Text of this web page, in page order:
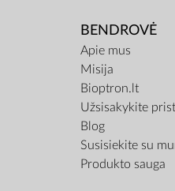
BENDROVĖ
Apie mus
Misija
Bioptron.lt
Užsisakykite
Blog
Susisiekite su
Produkto sauga